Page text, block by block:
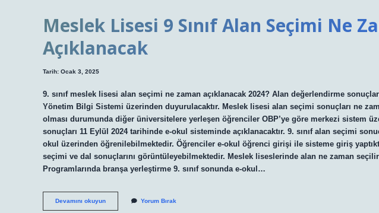
Meslek Lisesi 9 Sınıf Alan Seçimi Ne
Açıklanacak
Tarih: Ocak 3, 2025
9. sınıf meslek lisesi alan seçimi ne zaman açıklanacak 2024? Alan değerlendirme
Yönetim Bilgi Sistemi üzerinden duyurulacaktır. Meslek lisesi alan seçimi sonuçları ne
olması durumunda diğer üniversitelere yerleşen öğrenciler OBP’ye göre merkezi sistem
sonuçları 11 Eylül 2024 tarihinde e-okul sisteminde açıklanacaktır. 9. sınıf alan seçimi
okul üzerinden öğrenilebilmektedir. Öğrenciler e-okul öğrenci girişi ile sisteme giriş
seçimi ve dal sonuçlarını görüntüleyebilmektedir. Meslek liseslerinde alan ne zaman
Programlarında branşa yerleştirme 9. sınıf sonunda e-okul…
Devamını okuyunMeslek
Lisesi
Yorum Bırak